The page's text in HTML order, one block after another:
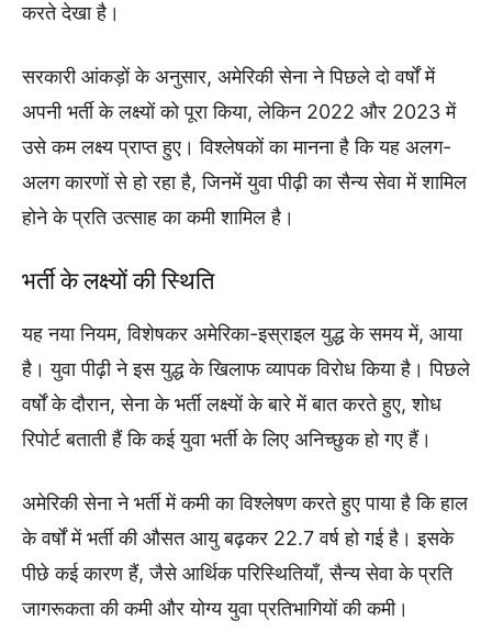
करते देखा है।
सरकारी आंकड़ों के अनुसार, अमेरिकी सेना ने पिछले दो वर्षों में
अपनी भर्ती के लक्ष्यों को पूरा किया, लेकिन 2022 और 2023 में
उसे कम लक्ष्य प्राप्त हुए। विश्लेषकों का मानना है कि यह अलग-
अलग कारणों से हो रहा है, जिनमें युवा पीढ़ी का सैन्य सेवा में शामिल
होने के प्रति उत्साह का कमी शामिल है।
भर्ती के लक्ष्यों की स्थिति
यह नया नियम, विशेषकर अमेरिका-इस्राइल युद्ध के समय में, आया
है। युवा पीढ़ी ने इस युद्ध के खिलाफ व्यापक विरोध किया है। पिछले
वर्षों के दौरान, सेना के भर्ती लक्ष्यों के बारे में बात करते हुए, शोध
रिपोर्ट बताती हैं कि कई युवा भर्ती के लिए अनिच्छुक हो गए हैं।
अमेरिकी सेना ने भर्ती में कमी का विश्लेषण करते हुए पाया है कि हाल
के वर्षों में भर्ती की औसत आयु बढ़कर 22.7 वर्ष हो गई है। इसके
पीछे कई कारण हैं, जैसे आर्थिक परिस्थितियाँ, सैन्य सेवा के प्रति
जागरूकता की कमी और योग्य युवा प्रतिभागियों की कमी।